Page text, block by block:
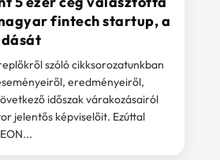
fintech startup, a
szóló cikksorozatunkban
eredményeiről,
időszak várakozásairól
jelentős képviselőit. Ezúttal